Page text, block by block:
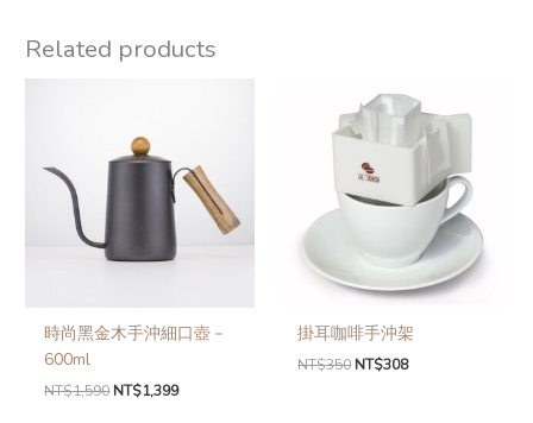
Related products
時尚黑金木手沖細口壺－
600ml
NT$1,590 NT$1,399
掛耳咖啡手沖架
NT$350 NT$308